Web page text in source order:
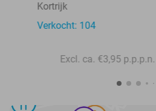
Kortrijk
Verkocht: 104
Excl. ca. €3,95